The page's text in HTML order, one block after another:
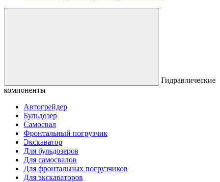
Гидравлические
компоненты
Автогрейдер
Бульдозер
Самосвал
Фронтальный погрузчик
Экскаватор
Для бульдозеров
Для самосвалов
Для фронтальных погрузчиков
Для экскаваторов